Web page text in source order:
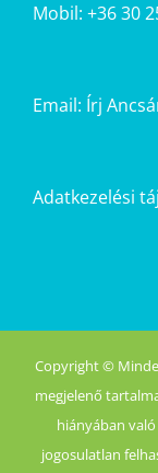
Mobil: +36 30
Email: Írj
Adatkezelési
Copyright ©
megjelenő
hiányában
jogosulatlan